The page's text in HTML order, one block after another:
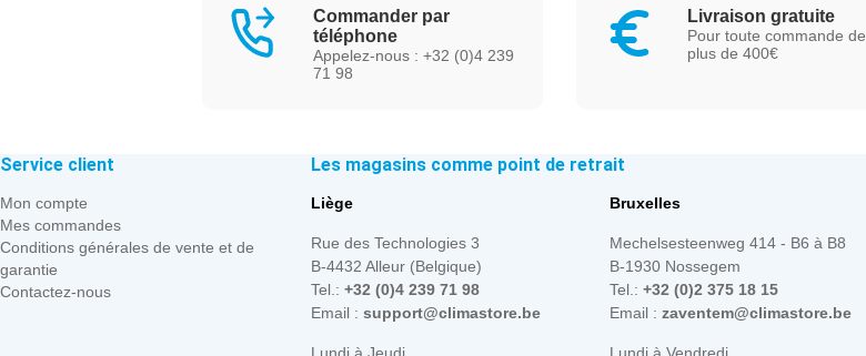
Commander par
téléphone
Appelez-nous : +32 (0)4 239
71 98
Livraison gratuite
Pour toute commande de
plus de 400€
Service client
Mon compte
Mes commandes
Conditions générales de vente et de
garantie
Contactez-nous
Les magasins comme point de retrait
Liège
Rue des Technologies 3
B-4432 Alleur (Belgique)
Tel.: +32 (0)4 239 71 98
Email : support@climastore.be
Bruxelles
Mechelsesteenweg 414 - B6 à B8
B-1930 Nossegem
Tel.: +32 (0)2 375 18 15
Email : zaventem@climastore.be